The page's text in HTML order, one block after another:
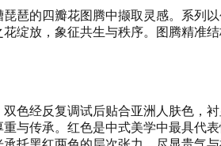
琶的四瓣花图腾中撷取灵感。系列
绽放，象征共生与秩序。图腾精准
色经反复调试后贴合亚洲人肤色，
与传承。红色是中式美学中最具代